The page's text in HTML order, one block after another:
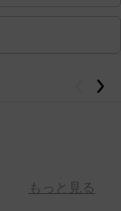
もっと見る
戻る